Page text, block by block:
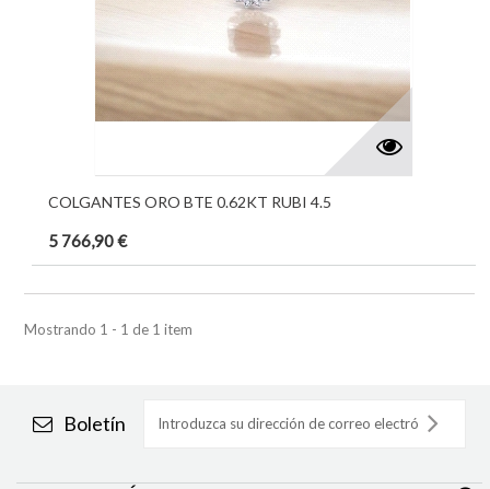
COLGANTES ORO BTE 0.62KT RUBI 4.5
5 766,90 €
Mostrando 1 - 1 de 1 item
Boletín